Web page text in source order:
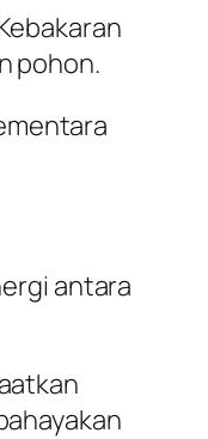
pohon.
antara